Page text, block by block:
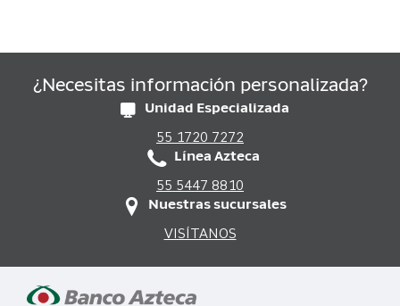
¿Necesitas información personalizada?
Unidad Especializada
55 1720 7272
Línea Azteca
55 5447 8810
Nuestras sucursales
VISÍTANOS